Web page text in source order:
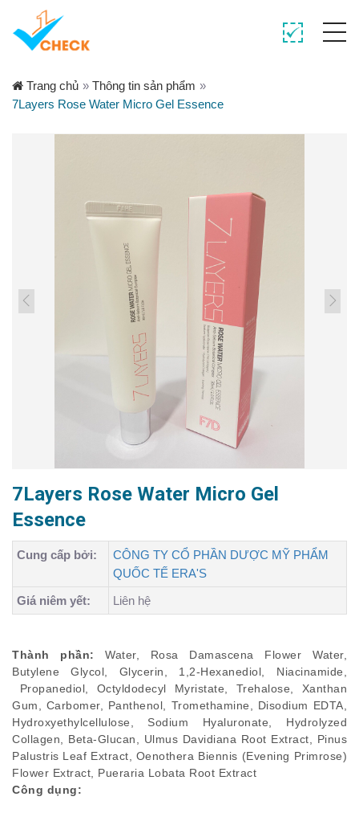
Trang chủ » Thông tin sản phẩm »
7Layers Rose Water Micro Gel Essence
7Layers Rose Water Micro Gel
Essence
Cung cấp bởi:
CÔNG TY CỔ PHẦN DƯỢC MỸ PHẨM
QUỐC TẾ ERA'S
Giá niêm yết:
Liên hệ
Thành phần:Water, Rosa Damascena Flower Water,
Butylene Glycol, Glycerin, 1,2-Hexanediol, Niacinamide,
Propanediol, Octyldodecyl Myristate, Trehalose, Xanthan
Gum, Carbomer, Panthenol, Tromethamine, Disodium EDTA,
Hydroxyethylcellulose, Sodium Hyaluronate, Hydrolyzed
Collagen, Beta-Glucan, Ulmus Davidiana Root Extract, Pinus
Palustris Leaf Extract, Oenothera Biennis (Evening Primrose)
Flower Extract, Pueraria Lobata Root Extract
Công dụng: